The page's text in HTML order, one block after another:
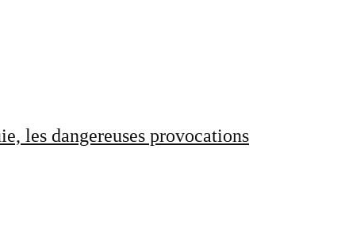
les dangereuses provocations